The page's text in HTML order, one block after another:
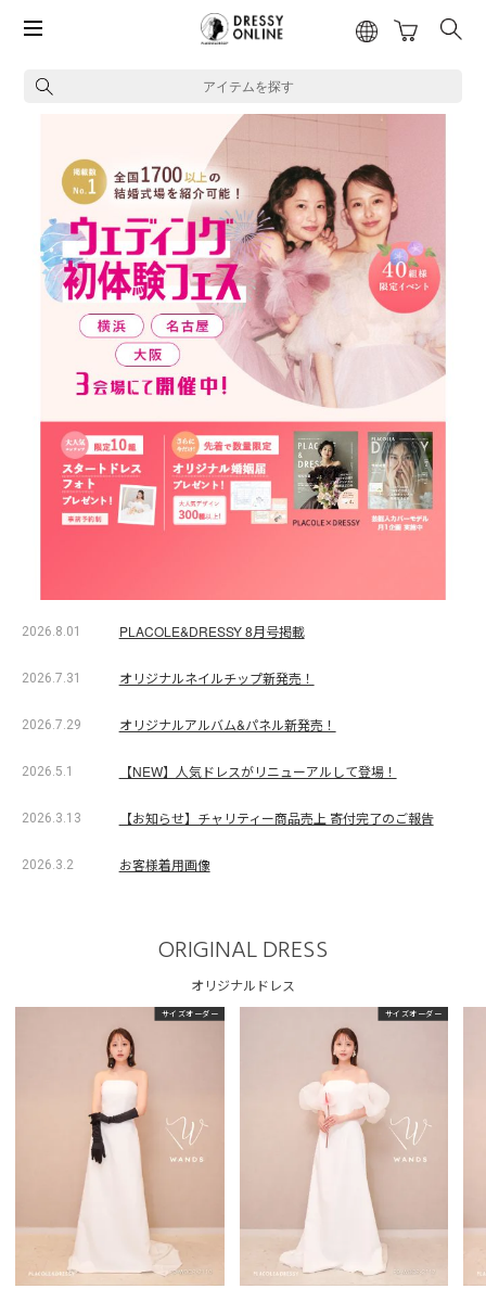
アイテムを探す
2026.8.01 PLACOLE&DRESSY 8月号掲載
2026.7.31 オリジナルネイルチップ新発売！
2026.7.29 オリジナルアルバム&パネル新発売！
2026.5.1 【NEW】人気ドレスがリニューアルして登場！
2026.3.13 【お知らせ】チャリティー商品売上 寄付完了のご報告
2026.3.2 お客様着用画像
ORIGINAL DRESS
オリジナルドレス
サイズオーダー サイズオーダー